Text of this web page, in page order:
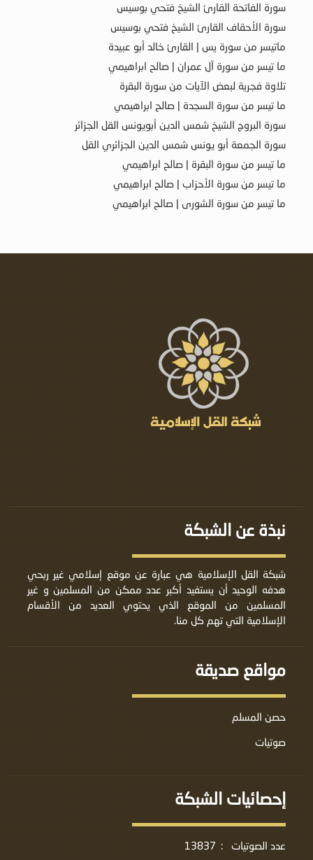
سورة الفاتحة القارئ الشيخ فتحي بوسيس
سورة الأحقاف القارئ الشيخ فتحي بوسيس
ماتيسر من سورة يس | القارئ خالد أبو عبيدة
ما تيسر من سورة آل عمران | صالح ابراهيمي
تلاوة فجرية لبعض الآيات من سورة البقرة
ما تيسر من سورة السجدة | صالح ابراهيمي
سورة البروج الشيخ شمس الدين أبويونس القل الجزائر
سورة الجمعة أبو يونس شمس الدين الجزائري القل
ما تيسر من سورة البقرة | صالح ابراهيمي
ما تيسر من سورة الأحزاب | صالح ابراهيمي
ما تيسر من سورة الشورى | صالح ابراهيمي
نبذة عن الشبكة
شبكة القل الإسلامية هي عبارة عن موقع إسلامي غير ربحي
هدفه الوحيد أن يستفيد أكبر عدد ممكن من المسلمين و غير
المسلمين من الموقع الذي يحتوي العديد من الأقسام
الإسلامية التي تهم كل منا.
مواقع صديقة
حصن المسلم
صوتيات
إحصائيات الشبكة
عدد الصوتيات :
13837